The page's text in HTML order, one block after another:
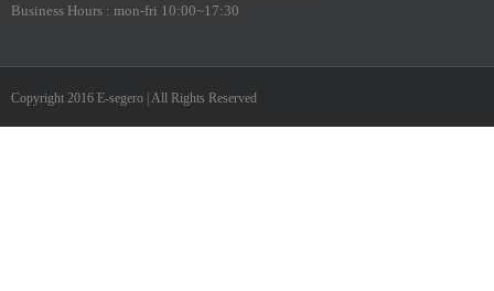
Business Hours : mon-fri 10:00~17:30
Copyright 2016 E-segero | All Rights Reserved